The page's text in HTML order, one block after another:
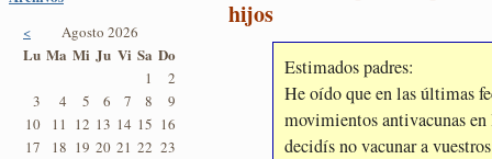
< Agosto 2026
Lu Ma Mi Ju Vi Sa Do
1
2
3
4 5 6 7 8
9
10
11 12 13 14 15 16
17
18 19 20 21 22 23
hijos
Estimados padres:
He oído que en las últimas
movimientos antivacunas en
decidís no vacunar a